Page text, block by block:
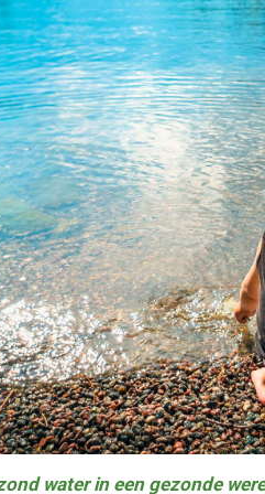
water in een gezonde